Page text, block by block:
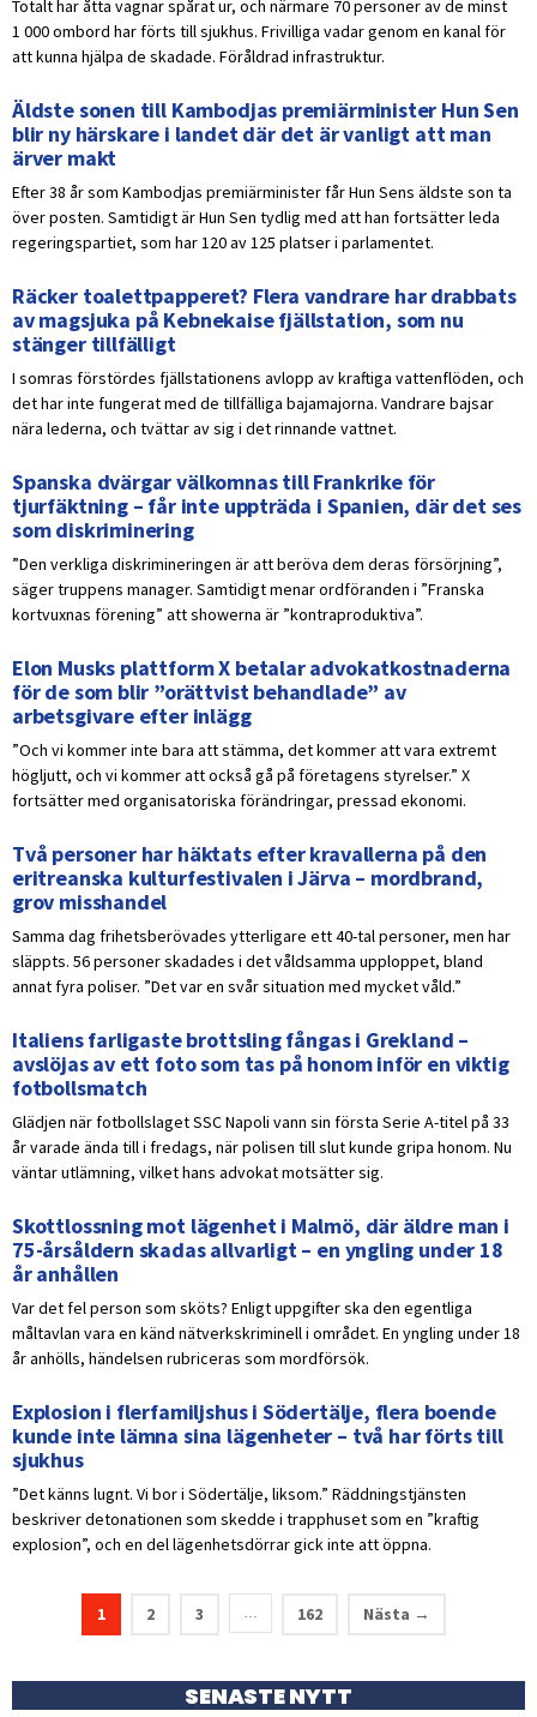
Totalt har åtta vagnar spårat ur, och närmare 70 personer av de minst
1 000 ombord har förts till sjukhus. Frivilliga vadar genom en kanal för
att kunna hjälpa de skadade. Föråldrad infrastruktur.
Äldste sonen till Kambodjas premiärminister Hun Sen
blir ny härskare i landet där det är vanligt att man
ärver makt
Efter 38 år som Kambodjas premiärminister får Hun Sens äldste son ta
över posten. Samtidigt är Hun Sen tydlig med att han fortsätter leda
regeringspartiet, som har 120 av 125 platser i parlamentet.
Räcker toalettpapperet? Flera vandrare har drabbats
av magsjuka på Kebnekaise fjällstation, som nu
stänger tillfälligt
I somras förstördes fjällstationens avlopp av kraftiga vattenflöden, och
det har inte fungerat med de tillfälliga bajamajorna. Vandrare bajsar
nära lederna, och tvättar av sig i det rinnande vattnet.
Spanska dvärgar välkomnas till Frankrike för
tjurfäktning – får inte uppträda i Spanien, där det ses
som diskriminering
”Den verkliga diskrimineringen är att beröva dem deras försörjning”,
säger truppens manager. Samtidigt menar ordföranden i ”Franska
kortvuxnas förening” att showerna är ”kontraproduktiva”.
Elon Musks plattform X betalar advokatkostnaderna
för de som blir ”orättvist behandlade” av
arbetsgivare efter inlägg
”Och vi kommer inte bara att stämma, det kommer att vara extremt
högljutt, och vi kommer att också gå på företagens styrelser.” X
fortsätter med organisatoriska förändringar, pressad ekonomi.
Två personer har häktats efter kravallerna på den
eritreanska kulturfestivalen i Järva – mordbrand,
grov misshandel
Samma dag frihetsberövades ytterligare ett 40-tal personer, men har
släppts. 56 personer skadades i det våldsamma upploppet, bland
annat fyra poliser. ”Det var en svår situation med mycket våld.”
Italiens farligaste brottsling fångas i Grekland –
avslöjas av ett foto som tas på honom inför en viktig
fotbollsmatch
Glädjen när fotbollslaget SSC Napoli vann sin första Serie A-titel på 33
år varade ända till i fredags, när polisen till slut kunde gripa honom. Nu
väntar utlämning, vilket hans advokat motsätter sig.
Skottlossning mot lägenhet i Malmö, där äldre man i
75-årsåldern skadas allvarligt – en yngling under 18
år anhållen
Var det fel person som sköts? Enligt uppgifter ska den egentliga
måltavlan vara en känd nätverkskriminell i området. En yngling under 18
år anhölls, händelsen rubriceras som mordförsök.
Explosion i flerfamiljshus i Södertälje, flera boende
kunde inte lämna sina lägenheter – två har förts till
sjukhus
”Det känns lugnt. Vi bor i Södertälje, liksom.” Räddningstjänsten
beskriver detonationen som skedde i trapphuset som en ”kraftig
explosion”, och en del lägenhetsdörrar gick inte att öppna.
1 2 3 … 162 Nästa →
SENASTE NYTT